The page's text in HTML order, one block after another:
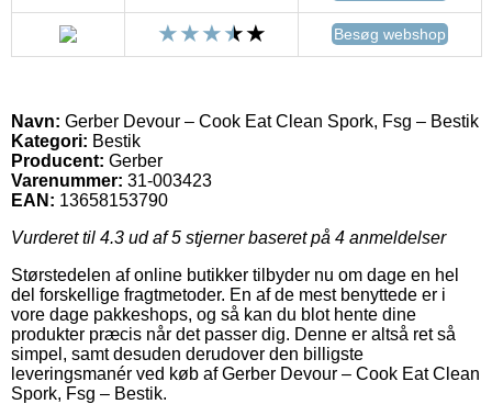
Besøg webshop
Navn: Gerber Devour – Cook Eat Clean Spork, Fsg – Bestik
Kategori: Bestik
Producent: Gerber
Varenummer: 31-003423
EAN: 13658153790
Vurderet til 4.3 ud af 5 stjerner baseret på 4 anmeldelser
Størstedelen af online butikker tilbyder nu om dage en hel
del forskellige fragtmetoder. En af de mest benyttede er i
vore dage pakkeshops, og så kan du blot hente dine
produkter præcis når det passer dig. Denne er altså ret så
simpel, samt desuden derudover den billigste
leveringsmanér ved køb af Gerber Devour – Cook Eat Clean
Spork, Fsg – Bestik.